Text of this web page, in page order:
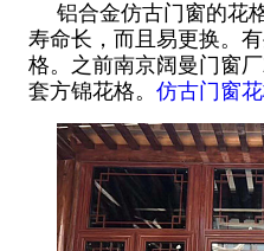
铝合金仿古门窗的花
寿命长，而且易更换。
格。之前南京阔曼门窗
套方锦花格。 仿古门窗